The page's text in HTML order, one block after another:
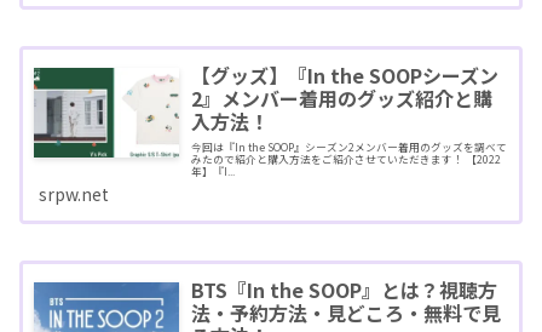
【グッズ】『In the SOOPシーズン
2』メンバー着用のグッズ紹介と購
入方法！
今回は『In the SOOP』シーズン2メンバー着用のグッズを調べて
みたので紹介と購入方法をご紹介させていただきます！ 【2022
年】『I...
srpw.net
BTS『In the SOOP』とは？視聴方
法・予約方法・見どころ・無料で見